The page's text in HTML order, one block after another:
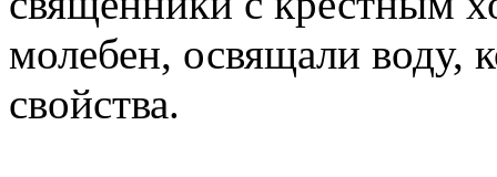
молебен, освящали воду,
свойства.